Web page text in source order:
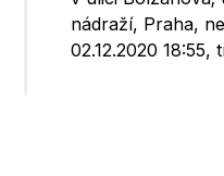
nádraží, Praha,
02.12.2020